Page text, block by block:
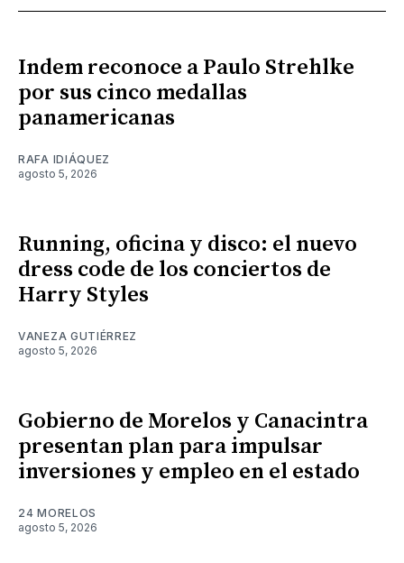
Indem reconoce a Paulo Strehlke
por sus cinco medallas
panamericanas
RAFA IDIÁQUEZ
agosto 5, 2026
Running, oficina y disco: el nuevo
dress code de los conciertos de
Harry Styles
VANEZA GUTIÉRREZ
agosto 5, 2026
Gobierno de Morelos y Canacintra
presentan plan para impulsar
inversiones y empleo en el estado
24 MORELOS
agosto 5, 2026